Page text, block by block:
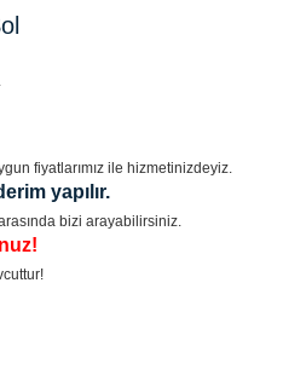
fiyatlarımız ile hizmetinizdeyiz.
yapılır.
bizi arayabilirsiniz.